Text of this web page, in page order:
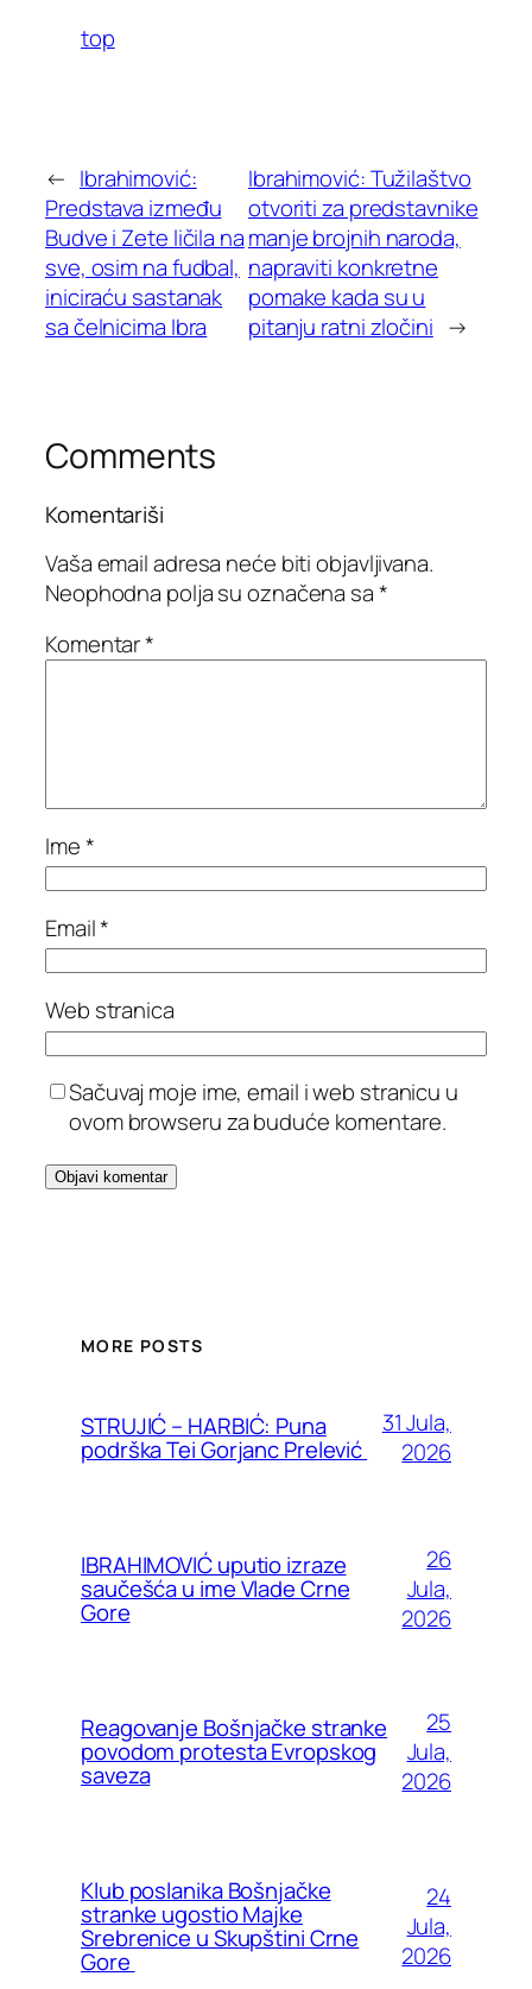
top
← Ibrahimović:
Predstava između
Budve i Zete ličila na
sve, osim na fudbal,
iniciraću sastanak
sa čelnicima Ibra
Ibrahimović: Tužilaštvo
otvoriti za predstavnike
manje brojnih naroda,
napraviti konkretne
pomake kada su u
pitanju ratni zločini →
Comments
Komentariši
Vaša email adresa neće biti objavljivana.
Neophodna polja su označena sa*
Komentar*
Ime*
Email*
Web stranica
Sačuvaj moje ime, email i web stranicu u
ovom browseru za buduće komentare.
MORE POSTS
STRUJIĆ – HARBIĆ: Puna
podrška Tei Gorjanc Prelević
31 Jula,
2026
IBRAHIMOVIĆ uputio izraze
saučešća u ime Vlade Crne
Gore
26
Jula,
2026
Reagovanje Bošnjačke stranke
povodom protesta Evropskog
saveza
25
Jula,
2026
Klub poslanika Bošnjačke
stranke ugostio Majke
Srebrenice u Skupštini Crne
Gore
24
Jula,
2026